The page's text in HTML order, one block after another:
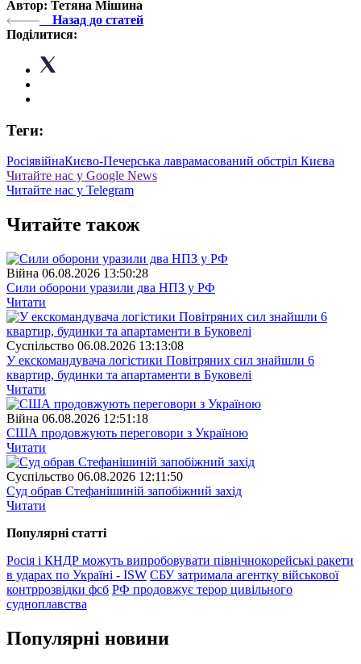
Автор: Тетяна Мішина
Назад до статей
Поділитися:
Теги:
РосіявійнаКиєво-Печерська лаврамасований обстріл Києва
Читайте нас у Google News
Читайте нас у Telegram
Читайте також
Війна 06.08.2026 13:50:28
Сили оборони уразили два НПЗ у РФ
Читати
Суспiльство 06.08.2026 13:13:08
У екскомандувача логістики Повітряних сил знайшли 6
квартир, будинки та апартаменти в Буковелі
Читати
Війна 06.08.2026 12:51:18
США продовжують переговори з Україною
Читати
Суспiльство 06.08.2026 12:11:50
Суд обрав Стефанішиній запобіжний захід
Читати
Популярнi статтi
Росія і КНДР можуть випробовувати північнокорейські ракети
в ударах по Україні - ISW СБУ затримала агентку військової
контррозвідки фсб РФ продовжує терор цивільного
судноплавства
Популярнi новини